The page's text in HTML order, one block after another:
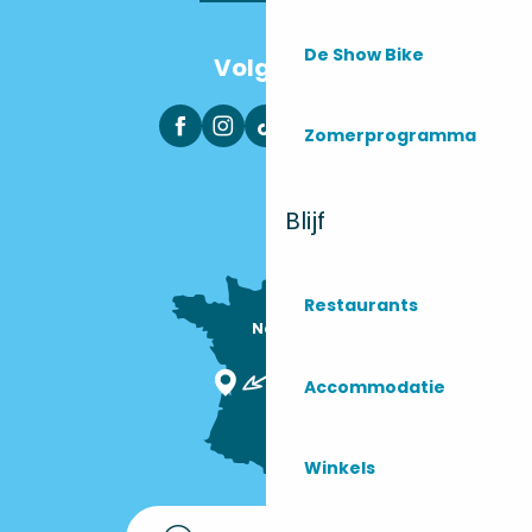
De Show Bike
Zomerprogramma
Blijf
Restaurants
Accommodatie
Winkels
Volg ons
Nous sommes